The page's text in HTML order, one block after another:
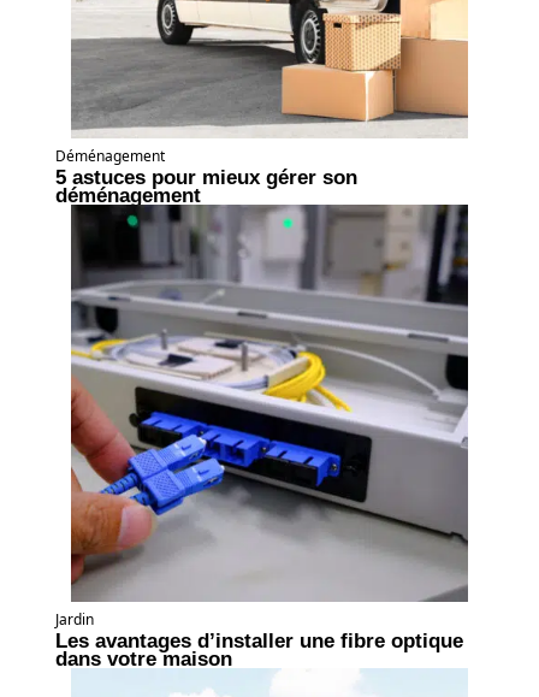
Déménagement
5 astuces pour mieux gérer son
déménagement
Jardin
Les avantages d’installer une fibre optique
dans votre maison